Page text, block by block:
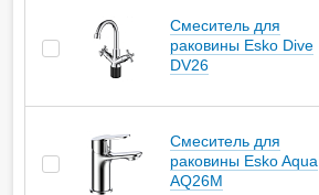
Смеситель для
раковины Esko Dive
DV26
Смеситель для
раковины Esko Aqua
AQ26M